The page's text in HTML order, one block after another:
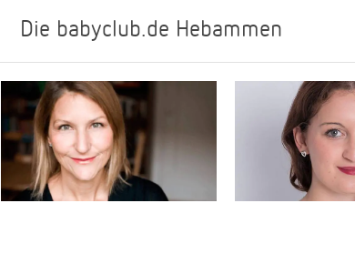
Die babyclub.de Hebammen